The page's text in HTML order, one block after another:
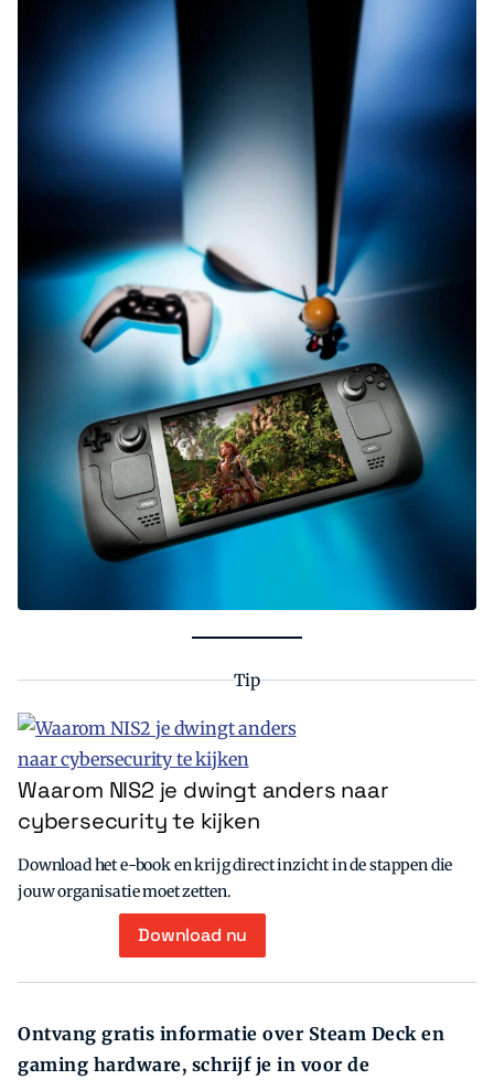
Tip
Waarom NIS2 je dwingt anders naar
cybersecurity te kijken
Download het e-book en krijg direct inzicht in de stappen die
jouw organisatie moet zetten.
Download nu
Ontvang gratis informatie over Steam Deck en
gaming hardware, schrijf je in voor de